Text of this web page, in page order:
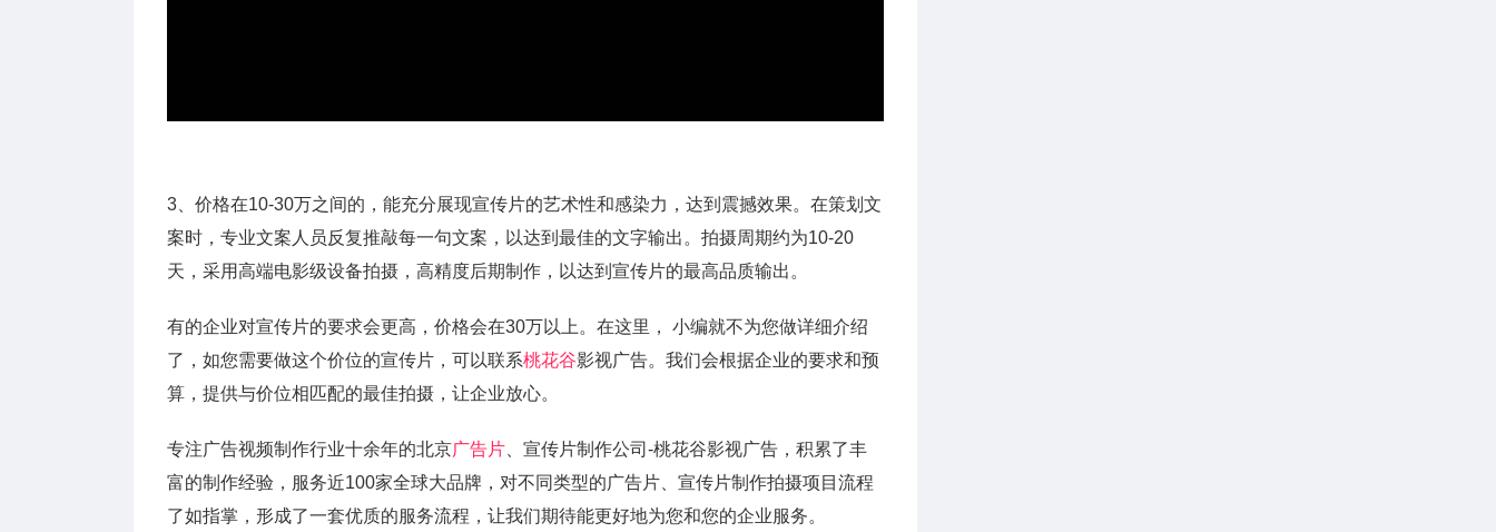
3、价格在10-30万之间的，能充分展现宣传片的艺术性和感染力，达到震撼效果。在策划文
案时，专业文案人员反复推敲每一句文案，以达到最佳的文字输出。拍摄周期约为10-20
天，采用高端电影级设备拍摄，高精度后期制作，以达到宣传片的最高品质输出。
有的企业对宣传片的要求会更高，价格会在30万以上。在这里， 小编就不为您做详细介绍
了，如您需要做这个价位的宣传片，可以联系桃花谷影视广告。我们会根据企业的要求和预
算，提供与价位相匹配的最佳拍摄，让企业放心。
专注广告视频制作行业十余年的北京广告片 、宣传片制作公司-桃花谷影视广告，积累了丰
富的制作经验，服务近100家全球大品牌，对不同类型的广告片、宣传片制作拍摄项目流程
了如指掌，形成了一套优质的服务流程，让我们期待能更好地为您和您的企业服务。